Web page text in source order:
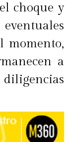
choque y
momento,
a